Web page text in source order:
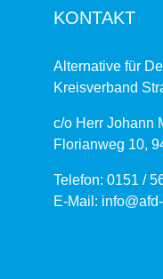
KONTAKT
Alternative für
Kreisverband
c/o Herr Johann
Florianweg 10,
Telefon: 0151 /
E-Mail: